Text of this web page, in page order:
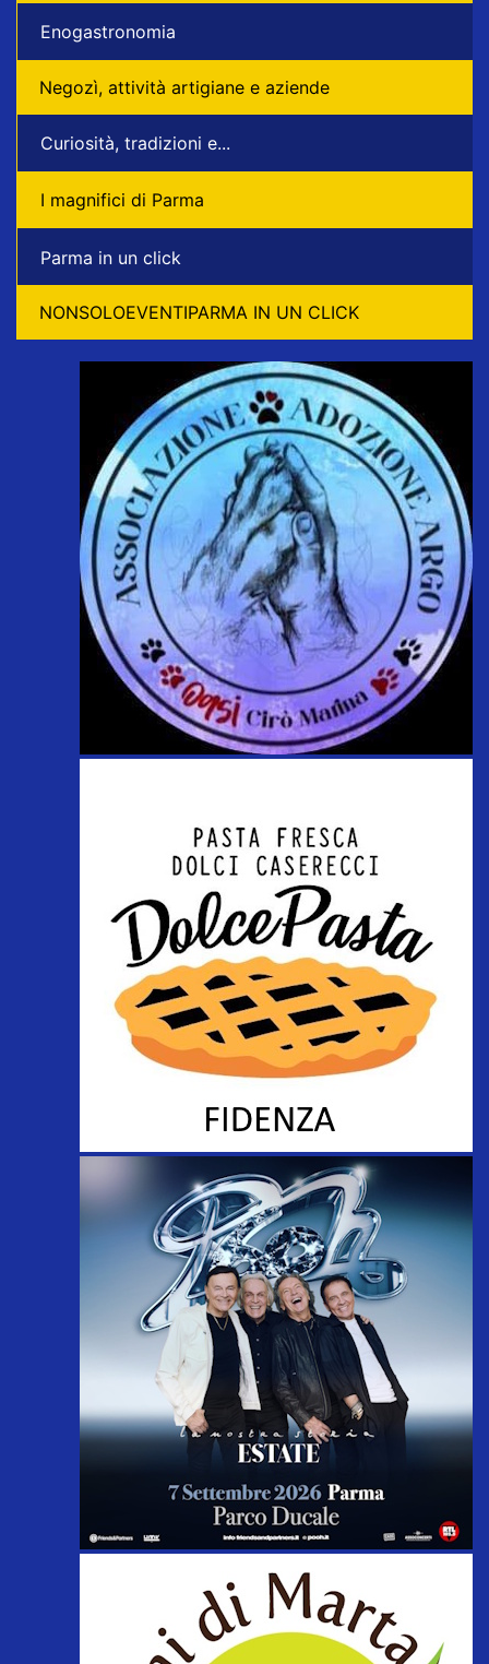
Enogastronomia
Negozì, attività artigiane e aziende
Curiosità, tradizioni e...
I magnifici di Parma
Parma in un click
NONSOLOEVENTIPARMA IN UN CLICK